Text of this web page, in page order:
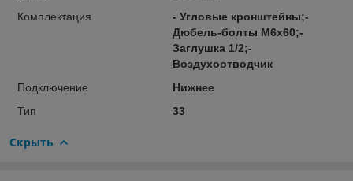
Комплектация
- Угловые кронштейны;-
Дюбель-болты М6х60;-
Заглушка 1/2;-
Воздухоотводчик
Подключение
Нижнее
Тип
33
Скрыть